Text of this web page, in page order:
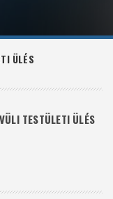
ÜLÉS
TESTÜLETI ÜLÉS